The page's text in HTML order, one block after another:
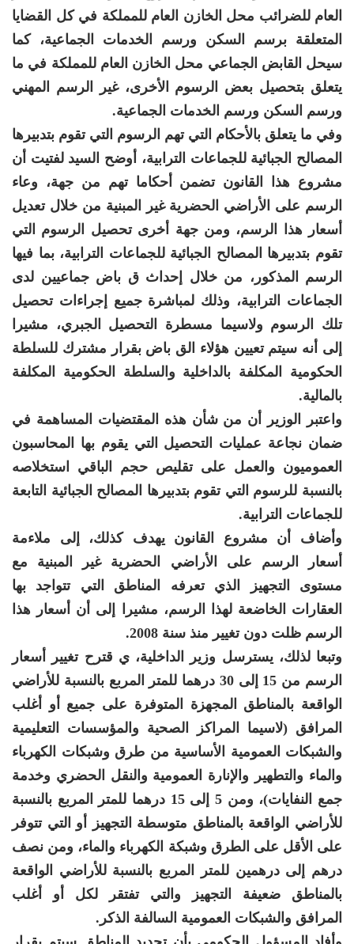
العام للضرائب محل الخازن العام للمملكة في كل القضايا
المتعلقة برسم السكن ورسم الخدمات الجماعية، كما
سيحل القابض الجماعي محل الخازن العام للمملكة في ما
يتعلق بتحصيل بعض الرسوم الأخرى، غير الرسم المهني
ورسم السكن ورسم الخدمات الجماعية.
وفي ما يتعلق بالأحكام التي تهم الرسوم التي تقوم بتدبيرها
المصالح الجبائية للجماعات الترابية، أوضح السيد لفتيت أن
مشروع هذا القانون تضمن أحكاما تهم من جهة، وعاء
الرسم على الأراضي الحضرية غير المبنية من خلال تعديل
أسعار هذا الرسم، ومن جهة أخرى تحصيل الرسوم التي
تقوم بتدبيرها المصالح الجبائية للجماعات الترابية، بما فيها
الرسم المذكور، من خلال إحداث ق باض جماعيين لدى
الجماعات الترابية، وذلك لمباشرة جميع إجراءات تحصيل
تلك الرسوم ولاسيما مسطرة التحصيل الجبري، مشيرا
إلى أنه سيتم تعيين هؤلاء الق باض بقرار مشترك للسلطة
الحكومية المكلفة بالداخلية والسلطة الحكومية المكلفة
بالمالية.
واعتبر الوزير أن من شأن هذه المقتضيات المساهمة في
ضمان نجاعة عمليات التحصيل التي يقوم بها المحاسبون
العموميون والعمل على تقليص حجم الباقي استخلاصه
بالنسبة للرسوم التي تقوم بتدبيرها المصالح الجبائية التابعة
للجماعات الترابية.
وأضاف أن مشروع القانون يهدف كذلك، إلى ملاءمة
أسعار الرسم على الأراضي الحضرية غير المبنية مع
مستوى التجهيز الذي تعرفه المناطق التي تتواجد بها
العقارات الخاضعة لهذا الرسم، مشيرا إلى أن أسعار هذا
الرسم ظلت دون تغيير منذ سنة 2008.
وتبعا لذلك، يسترسل وزير الداخلية، ي قترح تغيير أسعار
الرسم من 15 إلى 30 درهما للمتر المربع بالنسبة للأراضي
الواقعة بالمناطق المجهزة المتوفرة على جميع أو أغلب
المرافق (لاسيما المراكز الصحية والمؤسسات التعليمية
والشبكات العمومية الأساسية من طرق وشبكات الكهرباء
والماء والتطهير والإنارة العمومية والنقل الحضري وخدمة
جمع النفايات)، ومن 5 إلى 15 درهما للمتر المربع بالنسبة
للأراضي الواقعة بالمناطق متوسطة التجهيز أو التي تتوفر
على الأقل على الطرق وشبكة الكهرباء والماء، ومن نصف
درهم إلى درهمين للمتر المربع بالنسبة للأراضي الواقعة
بالمناطق ضعيفة التجهيز والتي تفتقر لكل أو أغلب
المرافق والشبكات العمومية السالفة الذكر.